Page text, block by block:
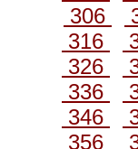
306
316
326
336
346
356